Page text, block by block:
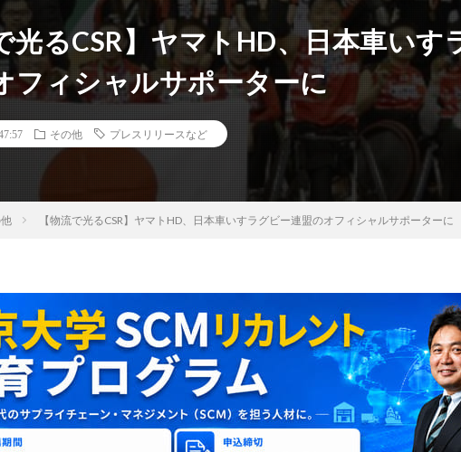
光るCSR】ヤマトHD、日本車いす
フィシャルサポーターに
その他 プレスリリースなど
【物流で光るCSR】ヤマトHD、日本車いすラグビー連盟のオフィシャルサポーターに